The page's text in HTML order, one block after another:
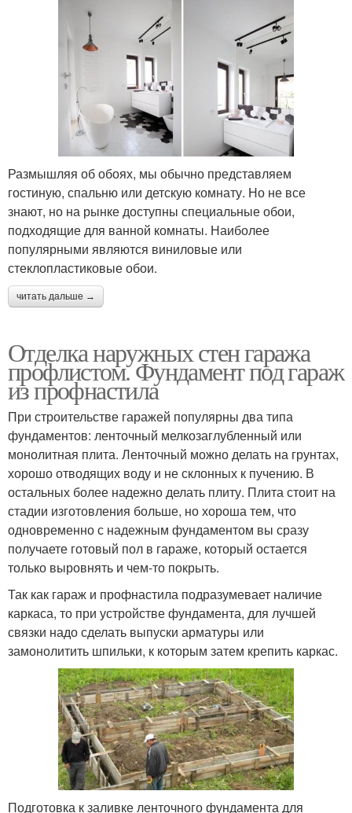
Размышляя об обоях, мы обычно представляем
гостиную, спальню или детскую комнату. Но не все
знают, но на рынке доступны специальные обои,
подходящие для ванной комнаты. Наиболее
популярными являются виниловые или
стеклопластиковые обои.
читать дальше →
Отделка наружных стен гаража
профлистом. Фундамент под гараж
из профнастила
При строительстве гаражей популярны два типа
фундаментов: ленточный мелкозаглубленный или
монолитная плита. Ленточный можно делать на грунтах,
хорошо отводящих воду и не склонных к пучению. В
остальных более надежно делать плиту. Плита стоит на
стадии изготовления больше, но хороша тем, что
одновременно с надежным фундаментом вы сразу
получаете готовый пол в гараже, который остается
только выровнять и чем-то покрыть.
Так как гараж и профнастила подразумевает наличие
каркаса, то при устройстве фундамента, для лучшей
связки надо сделать выпуски арматуры или
замонолитить шпильки, к которым затем крепить каркас.
Подготовка к заливке ленточного фундамента для